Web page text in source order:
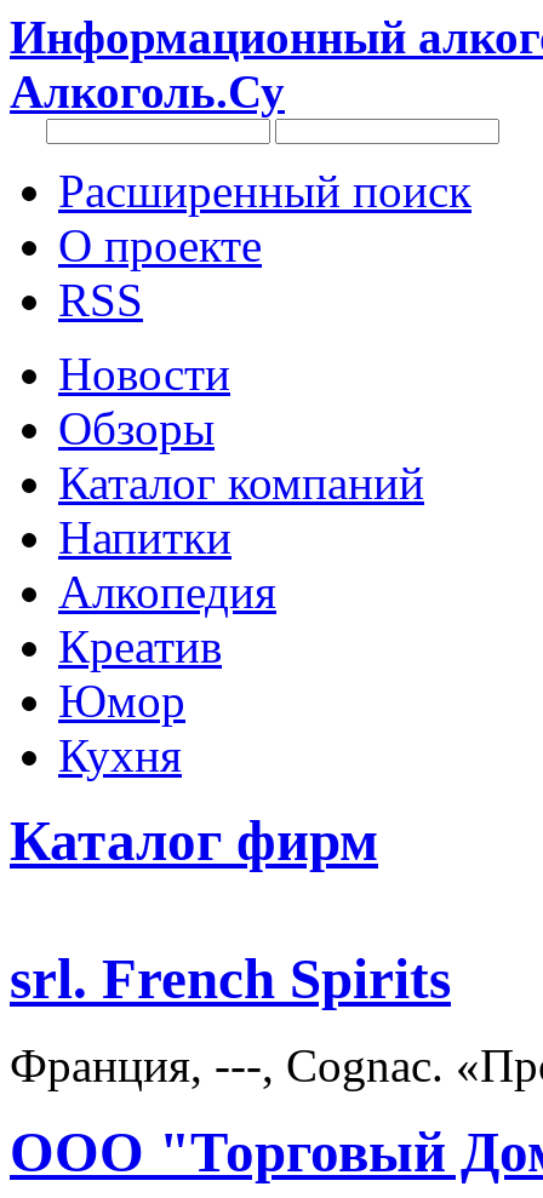
Информационный
Алкоголь.Су
Расширенный поиск
О проекте
RSS
Новости
Обзоры
Каталог компаний
Напитки
Алкопедия
Креатив
Юмор
Кухня
Каталог фирм
srl. French Spirits
Франция, ---, Cognac.
ООО "Торговый